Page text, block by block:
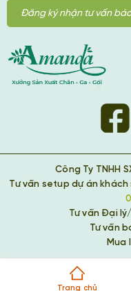
Trang chủ
Công Ty TNHH
Tư vấn setup dự án
Tư vấn Đại
Tư vấn
Mua